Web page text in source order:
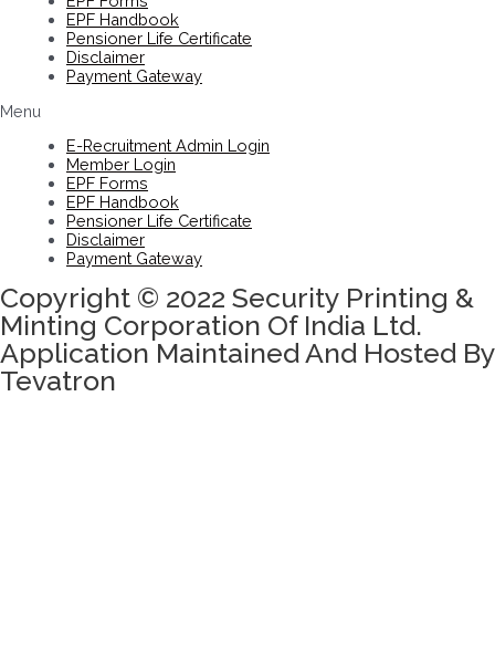
EPF Handbook
Pensioner Life Certificate
Disclaimer
Payment Gateway
Menu
E-Recruitment Admin Login
Member Login
EPF Forms
EPF Handbook
Pensioner Life Certificate
Disclaimer
Payment Gateway
Copyright © 2022 Security Printing &
Minting Corporation Of India Ltd.
Application Maintained And Hosted By
Tevatron